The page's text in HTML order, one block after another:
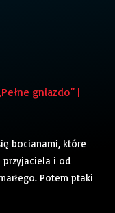
gniazdo” |
bocianami, które
przyjaciela i od
Potem ptaki